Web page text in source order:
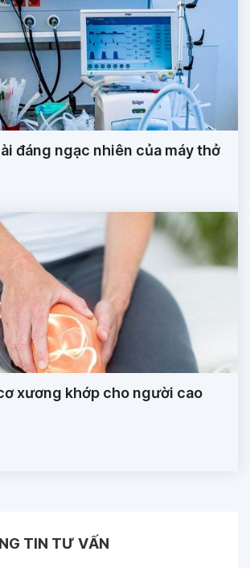
đáng ngạc nhiên của máy thở
xương khớp cho người cao
TIN TƯ VẤN